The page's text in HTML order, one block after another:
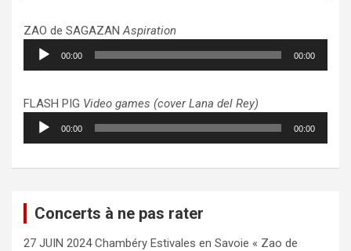
ZAO de SAGAZANAspiration
Lecteur
audio
00:00 00:00
FLASH PIG Video games (cover Lana del Rey)
Lecteur
audio
00:00 00:00
Concerts à ne pas rater
27 JUIN 2024 Chambéry Estivales en Savoie « Zao de